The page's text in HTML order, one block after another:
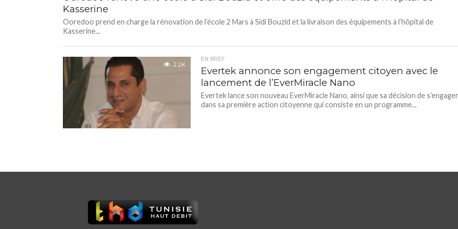
Kasserine
Ooredoo prend en charge la rénovation de l’école 2 Mars à Sidi Bouzid et la livraison des équipements à l’hôpital de
Kasserine...
2.2K
EN BREF
Evertek annonce son engagement citoyen avec le
lancement de l’EverMiracle Nano
Evertek lance son nouveau EverMiracle Nano, ainsi que sa décision de
dans sa première action citoyenne qui consiste en un programme...